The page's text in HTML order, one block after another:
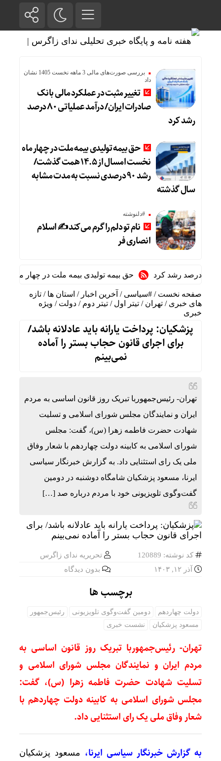
بررسی صورت‌های مالی 3 ماهه نخست 1405 نشان
داد
تغییر مثبت در عملکرد مالی بانک
صادرات ایران/ درآمد عملیاتی ۸۰ درصد
رشد کرد
حق بیمه تولیدی بیمه ملت در چهار ماه
نخست امسال از ۱۴.۵ همت گذشت/
رشد ۹۰ درصدی نسبت به مدت مشابه
سال گذشته
#دلنوشته
نام تو دلم را گرم می‌کند ✍️ اسلام
انصاری فر
حق بیمه تولیدی بیمه ملت در چهار ماه نخست امسال از ۱۴.۵ همت گذشت/ رشد ۹۰ درصدی نسبت به مدت
صفحه نخست / #سیاسی / آخرین اخبار / استان ها / تازه
های خبری / تهران / تیتر اول / تیتر دوم / دولت / ویژه
خبری
پزشکیان: پرداخت یارانه باید عادلانه باشد/
برای اجرای قانون حجاب بستر را آماده
نمی‌بینم
تهران- رئیس‌جمهوربا تبریک روز قانون اساسی به مردم
ایران و نمایندگان مجلس شورای اسلامی و تسلیت
شهادت حضرت فاطمه زهرا (س)، گفت: مجلس
شورای اسلامی به کابینه دولت چهاردهم با شعار وفاق
ملی یک رای استثنایی داد. به گزارش خبرنگار سیاسی
ایرنا، مسعود پزشکیان شامگاه دوشنبه در دومین
گفت‌وگوی تلویزیونی خود با مردم درباره صد […]
کد نوشته: 120889
تحریریه ندای زاگرس
آذر ۱۲, ۱۴۰۳
بدون دیدگاه
برچسب ها
دولت چهاردهم دومین گفت‌وگوی تلویزیونی
رئیس‌جمهور
مسعود پزشکیان
نشست خبری
تهران- رئیس‌جمهوربا تبریک روز قانون اساسی به
مردم ایران و نمایندگان مجلس شورای اسلامی و
تسلیت شهادت حضرت فاطمه زهرا (س)، گفت:
مجلس شورای اسلامی به کابینه دولت چهاردهم با
شعار وفاق ملی یک رای استثنایی داد.
به گزارش خبرنگار سیاسی ایرنا، مسعود پزشکیان